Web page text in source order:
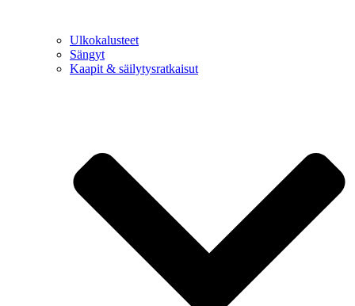
Ulkokalusteet
Sängyt
Kaapit & säilytysratkaisut